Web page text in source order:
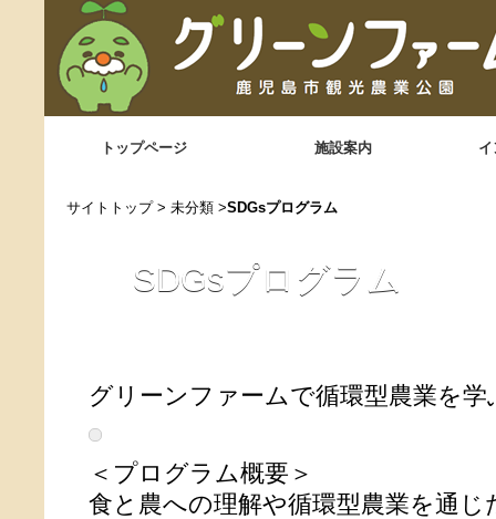
トップページ 施設案内
サイトトップ> 未分類 >SDGsプログラム
SDGsプログラム
グリーンファームで循環型農業を
＜プログラム概要＞
食と農への理解や循環型農業を通